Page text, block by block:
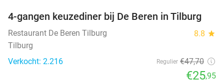
46%
4-gangen keuzediner bij De Beren in Tilburg
Restaurant De Beren Tilburg 8.8 star
Tilburg
Verkocht: 2.216
Regulier €47,70
€25,95